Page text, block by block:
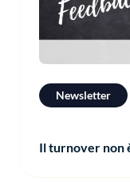
Newsletter
Il turnover non